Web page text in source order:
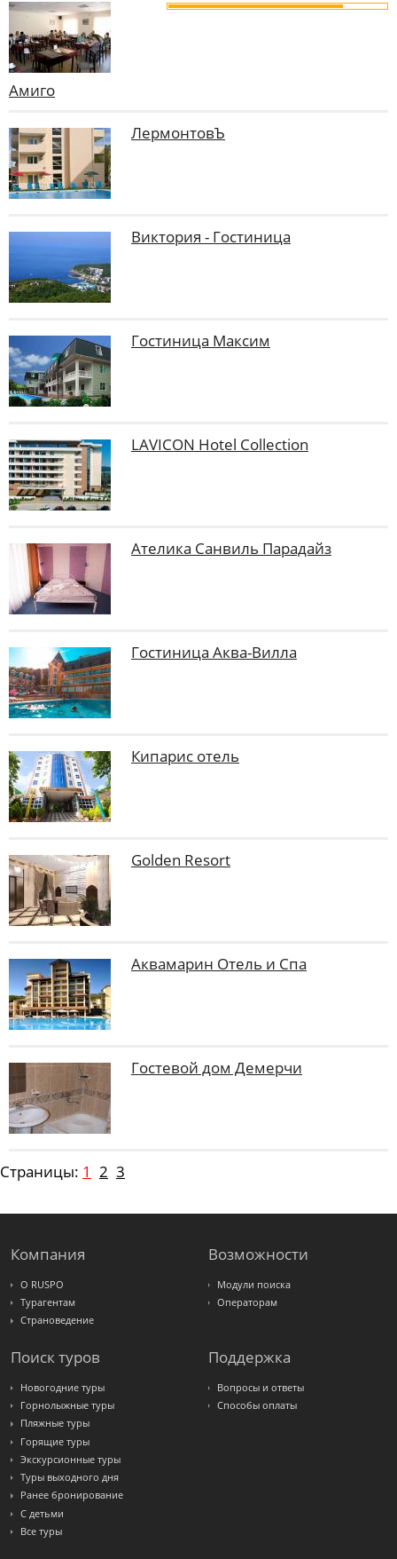
Амиго
ЛермонтовЪ
Виктория - Гостиница
Гостиница Максим
LAVICON Hotel Collection
Ателика Санвиль Парадайз
Гостиница Аква-Вилла
Кипарис отель
Golden Resort
Аквамарин Отель и Спа
Гостевой дом Демерчи
Страницы: 1 2 3
Компания
О RUSPO
Турагентам
Страноведение
Возможности
Модули поиска
Операторам
Поиск туров
Новогодние туры
Горнолыжные туры
Пляжные туры
Горящие туры
Экскурсионные туры
Туры выходного дня
Ранее бронирование
С детьми
Все туры
Поддержка
Вопросы и ответы
Способы оплаты